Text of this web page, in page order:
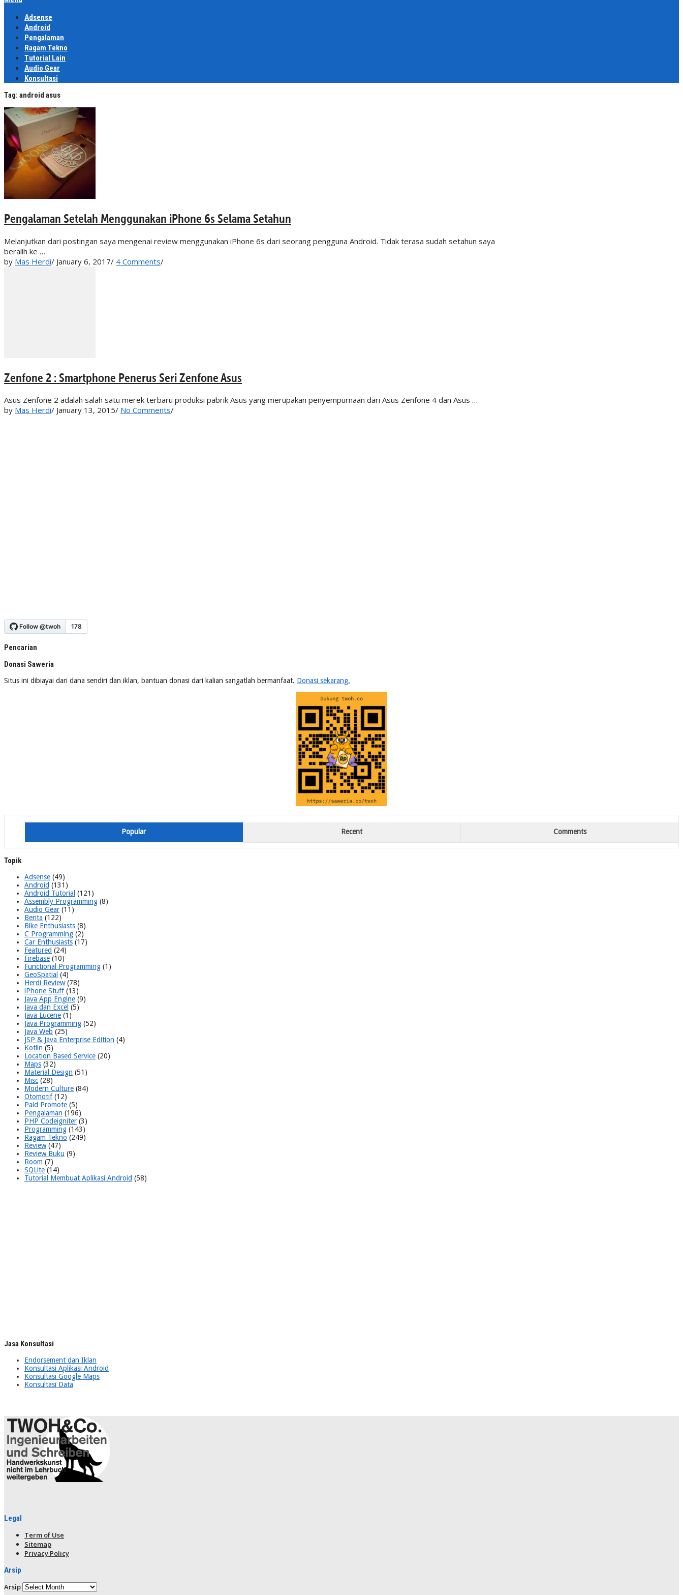
Adsense
Android
Pengalaman
Ragam Tekno
Tutorial Lain
Audio Gear
Konsultasi
Tag: android asus
Pengalaman Setelah Menggunakan iPhone 6s Selama Setahun
Melanjutkan dari postingan saya mengenai review menggunakan iPhone 6s dari seorang pengguna Android. Tidak terasa sudah setahun saya
beralih ke …
by Mas Herdi/ January 6, 2017/ 4 Comments/
Zenfone 2 : Smartphone Penerus Seri Zenfone Asus
Asus Zenfone 2 adalah salah satu merek terbaru produksi pabrik Asus yang merupakan penyempurnaan dari Asus Zenfone 4 dan Asus …
by Mas Herdi/ January 13, 2015/ No Comments/
Pencarian
Donasi Saweria
Situs ini dibiayai dari dana sendiri dan iklan, bantuan donasi dari kalian sangatlah bermanfaat. Donasi sekarang.
Popular Recent Comments
Topik
Adsense (49)
Android (131)
Android Tutorial (121)
Assembly Programming (8)
Audio Gear (11)
Berita (122)
Bike Enthusiasts (8)
C Programming (2)
Car Enthusiasts (17)
Featured (24)
Firebase (10)
Functional Programming (1)
GeoSpatial (4)
Herdi Review(78)
iPhone Stuff(13)
Java App Engine (9)
Java dan Excel (5)
Java Lucene (1)
Java Programming (52)
Java Web (25)
JSP & Java Enterprise Edition (4)
Kotlin (5)
Location Based Service (20)
Maps (32)
Material Design (51)
Misc (28)
Modern Culture (84)
Otomotif(12)
Paid Promote (5)
Pengalaman (196)
PHP Codeigniter (3)
Programming (143)
Ragam Tekno (249)
Review(47)
Review Buku (9)
Room (7)
SQLite (14)
Tutorial Membuat Aplikasi Android (58)
Jasa Konsultasi
Endorsement dan Iklan
Konsultasi Aplikasi Android
Konsultasi Google Maps
Konsultasi Data
Legal
Term of Use
Sitemap
Privacy Policy
Arsip
Arsip